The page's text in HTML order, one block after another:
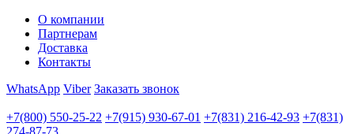
О компании
Партнерам
Доставка
Контакты
WhatsApp Viber Заказать звонок
+7(800) 550-25-22 +7(915) 930-67-01 +7(831) 216-42-93 +7(831)
274-87-73